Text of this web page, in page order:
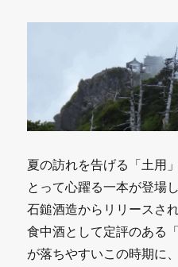
夏の訪れを告げる「土用
とって心躍る一本が登場
石鎚酒造からリリースさ
食中酒として定評のある
が落ちやすいこの時期に